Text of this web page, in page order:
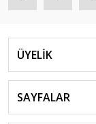
ÜYELİK
SAYFALAR